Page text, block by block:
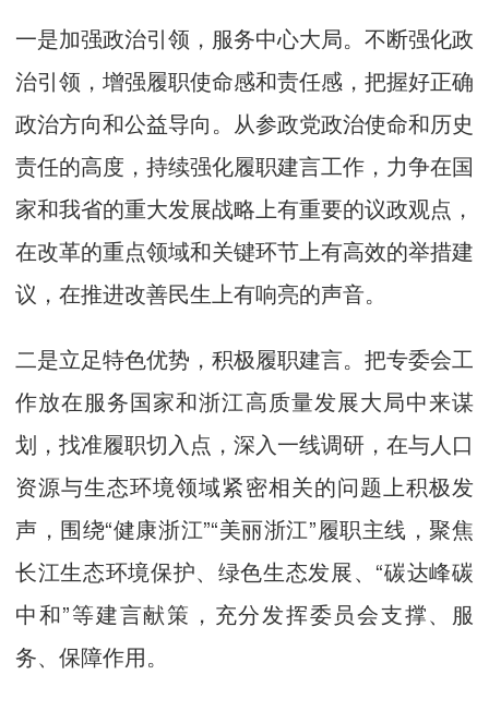
一是加强政治引领，服务中心大局。不断强化政
治引领，增强履职使命感和责任感，把握好正确
政治方向和公益导向。从参政党政治使命和历史
责任的高度，持续强化履职建言工作，力争在国
家和我省的重大发展战略上有重要的议政观点，
在改革的重点领域和关键环节上有高效的举措建
议，在推进改善民生上有响亮的声音。
二是立足特色优势，积极履职建言。把专委会工
作放在服务国家和浙江高质量发展大局中来谋
划，找准履职切入点，深入一线调研，在与人口
资源与生态环境领域紧密相关的问题上积极发
声，围绕“健康浙江”“美丽浙江”履职主线，聚焦
长江生态环境保护、绿色生态发展、“碳达峰碳
中和”等建言献策，充分发挥委员会支撑、服
务、保障作用。